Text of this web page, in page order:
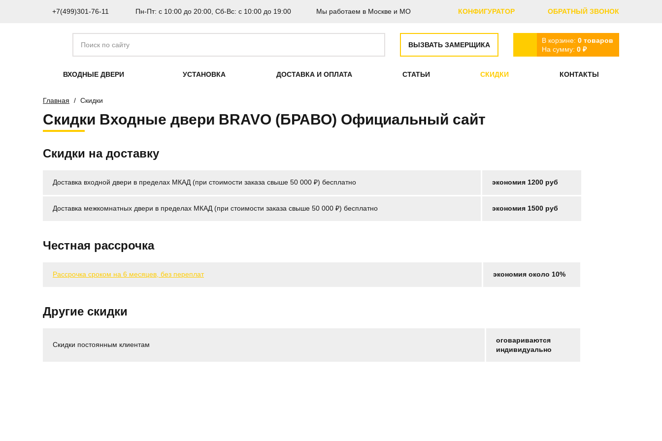
+7(499)301-76-11 Пн-Пт: с 10:00 до 20:00, Сб-Вс: с 10:00 до 19:00 Мы работаем в Москве и МО КОНФИГУРАТОР ОБРАТНЫЙ ЗВОНОК
ВЫЗВАТЬ ЗАМЕРЩИКА
В корзине: 0 товаров
На сумму: 0 ₽
ВХОДНЫЕ ДВЕРИ УСТАНОВКА ДОСТАВКА И ОПЛАТА СТАТЬИ СКИДКИ КОНТАКТЫ
Главная Скидки
Скидки Входные двери BRAVO (БРАВО) Официальный сайт
Скидки на доставку
Доставка входной двери в пределах МКАД (при стоимости заказа свыше 50 000 ₽) бесплатно экономия 1200 руб
Доставка межкомнатных двери в пределах МКАД (при стоимости заказа свыше 50 000 ₽) бесплатно экономия 1500 руб
Честная рассрочка
Рассрочка сроком на 6 месяцев, без переплат экономия около 10%
Другие скидки
Скидки постоянным клиентам
оговариваются
индивидуально